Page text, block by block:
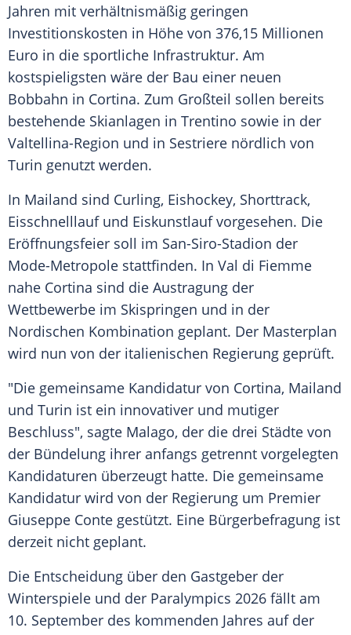
Jahren mit verhältnismäßig geringen
Investitionskosten in Höhe von 376,15 Millionen
Euro in die sportliche Infrastruktur. Am
kostspieligsten wäre der Bau einer neuen
Bobbahn in Cortina. Zum Großteil sollen bereits
bestehende Skianlagen in Trentino sowie in der
Valtellina-Region und in Sestriere nördlich von
Turin genutzt werden.
In Mailand sind Curling, Eishockey, Shorttrack,
Eisschnelllauf und Eiskunstlauf vorgesehen. Die
Eröffnungsfeier soll im San-Siro-Stadion der
Mode-Metropole stattfinden. In Val di Fiemme
nahe Cortina sind die Austragung der
Wettbewerbe im Skispringen und in der
Nordischen Kombination geplant. Der Masterplan
wird nun von der italienischen Regierung geprüft.
"Die gemeinsame Kandidatur von Cortina, Mailand
und Turin ist ein innovativer und mutiger
Beschluss", sagte Malago, der die drei Städte von
der Bündelung ihrer anfangs getrennt vorgelegten
Kandidaturen überzeugt hatte. Die gemeinsame
Kandidatur wird von der Regierung um Premier
Giuseppe Conte gestützt. Eine Bürgerbefragung ist
derzeit nicht geplant.
Die Entscheidung über den Gastgeber der
Winterspiele und der Paralympics 2026 fällt am
10. September des kommenden Jahres auf der